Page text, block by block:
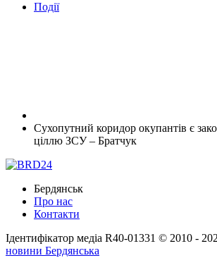
Події
Сухопутний коридор окупантів є
ціллю ЗСУ – Братчук
Бердянськ
Про нас
Контакти
Ідентифікатор медіа R40-01331 © 2010 -
новини Бердянська